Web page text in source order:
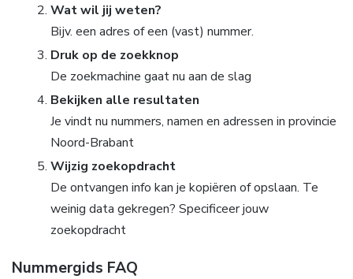
Wat wil jij weten?
Bijv. een adres of een (vast) nummer.
Druk op de zoekknop
De zoekmachine gaat nu aan de slag
Bekijken alle resultaten
Je vindt nu nummers, namen en adressen in provincie
Noord-Brabant
Wijzig zoekopdracht
De ontvangen info kan je kopiëren of opslaan. Te
weinig data gekregen? Specificeer jouw
zoekopdracht
Nummergids FAQ